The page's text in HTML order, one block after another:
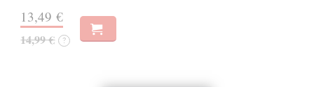
13,49 €
14,99 € ?